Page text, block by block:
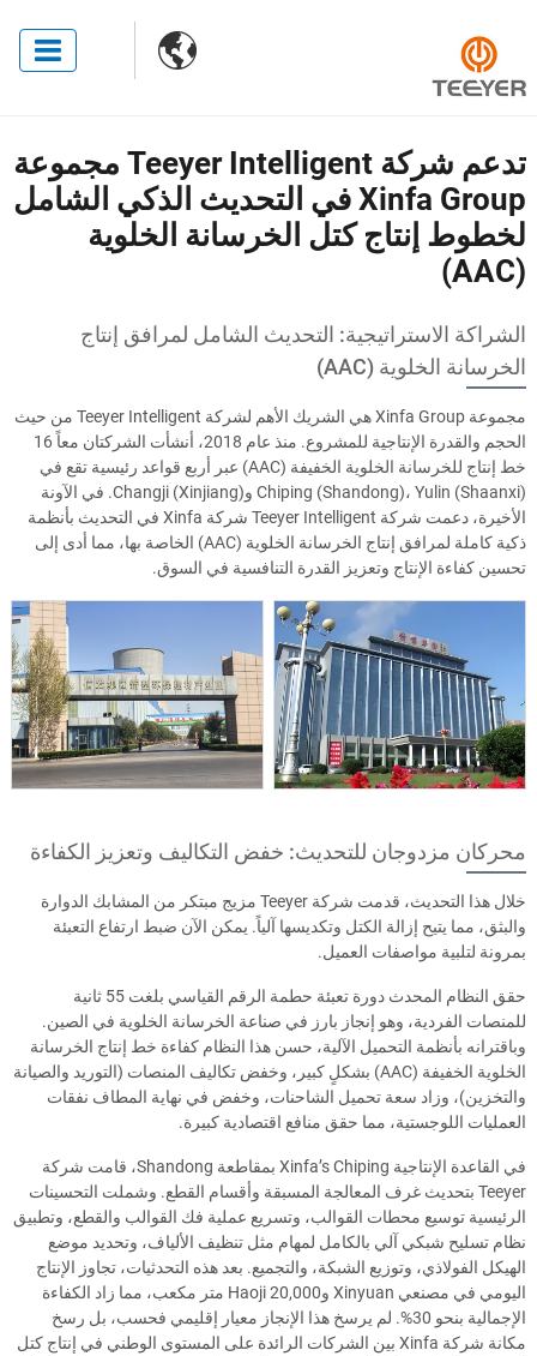

تدعم شركة Teeyer Intelligent مجموعة
Xinfa Group في التحديث الذكي الشامل
لخطوط إنتاج كتل الخرسانة الخلوية
(AAC)
الشراكة الاستراتيجية: التحديث الشامل لمرافق إنتاج
الخرسانة الخلوية (AAC)
مجموعة Xinfa Group هي الشريك الأهم لشركة Teeyer Intelligent من حيث
الحجم والقدرة الإنتاجية للمشروع. منذ عام 2018، أنشأت الشركتان معاً 16
خط إنتاج للخرسانة الخلوية الخفيفة (AAC) عبر أربع قواعد رئيسية تقع في
Chiping (Shandong)، Yulin (Shaanxi) وChangji (Xinjiang). في الآونة
الأخيرة، دعمت شركة Teeyer Intelligent شركة Xinfa في التحديث بأنظمة
ذكية كاملة لمرافق إنتاج الخرسانة الخلوية (AAC) الخاصة بها، مما أدى إلى
تحسين كفاءة الإنتاج وتعزيز القدرة التنافسية في السوق.
محركان مزدوجان للتحديث: خفض التكاليف وتعزيز الكفاءة
خلال هذا التحديث، قدمت شركة Teeyer مزيج مبتكر من المشابك الدوارة
والبثق، مما يتيح إزالة الكتل وتكديسها آلياً. يمكن الآن ضبط ارتفاع التعبئة
بمرونة لتلبية مواصفات العميل.
حقق النظام المحدث دورة تعبئة حطمة الرقم القياسي بلغت 55 ثانية
للمنصات الفردية، وهو إنجاز بارز في صناعة الخرسانة الخلوية في الصين.
وباقترانه بأنظمة التحميل الآلية، حسن هذا النظام كفاءة خط إنتاج الخرسانة
الخلوية الخفيفة (AAC) بشكلٍ كبير، وخفض تكاليف المنصات (التوريد والصيانة
والتخزين)، وزاد سعة تحميل الشاحنات، وخفض في نهاية المطاف نفقات
العمليات اللوجستية، مما حقق منافع اقتصادية كبيرة.
في القاعدة الإنتاجية Xinfa’s Chiping بمقاطعة Shandong، قامت شركة
Teeyer بتحديث غرف المعالجة المسبقة وأقسام القطع. وشملت التحسينات
الرئيسية توسيع محطات القوالب، وتسريع عملية فك القوالب والقطع، وتطبيق
نظام تسليح شبكي آلي بالكامل لمهام مثل تنظيف الألياف، وتحديد موضع
الهيكل الفولاذي، وتوزيع الشبكة، والتجميع. بعد هذه التحدثيات، تجاوز الإنتاج
اليومي في مصنعي Xinyuan وHaoji 20,000 متر مكعب، مما زاد الكفاءة
الإجمالية بنحو 30%. لم يرسخ هذا الإنجاز معيار إقليمي فحسب، بل رسخ
مكانة شركة Xinfa بين الشركات الرائدة على المستوى الوطني في إنتاج كتل